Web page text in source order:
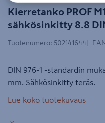
Kierretanko PROF
sähkösinkitty 8.8
Tuotenumero: 502141644
DIN 976-1 -standardin
mm. Sähkösinkitty teräs.
Lue koko tuotekuvaus